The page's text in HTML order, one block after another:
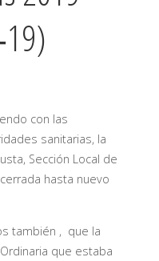
con las
sanitarias, la
Sección Local de
hasta nuevo
también , que la
que estaba